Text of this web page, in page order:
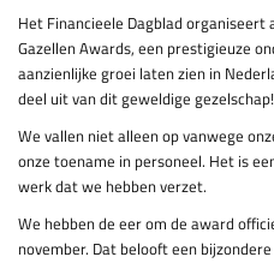
Het Financieele Dagblad
Gazellen Awards, een prestigieuze
aanzienlijke groei laten zien in
deel uit van dit geweldige gezelschap!
We vallen niet alleen op vanwege
onze toename in personeel. Het is
werk dat we hebben verzet.
We hebben de eer om de award
november. Dat belooft een